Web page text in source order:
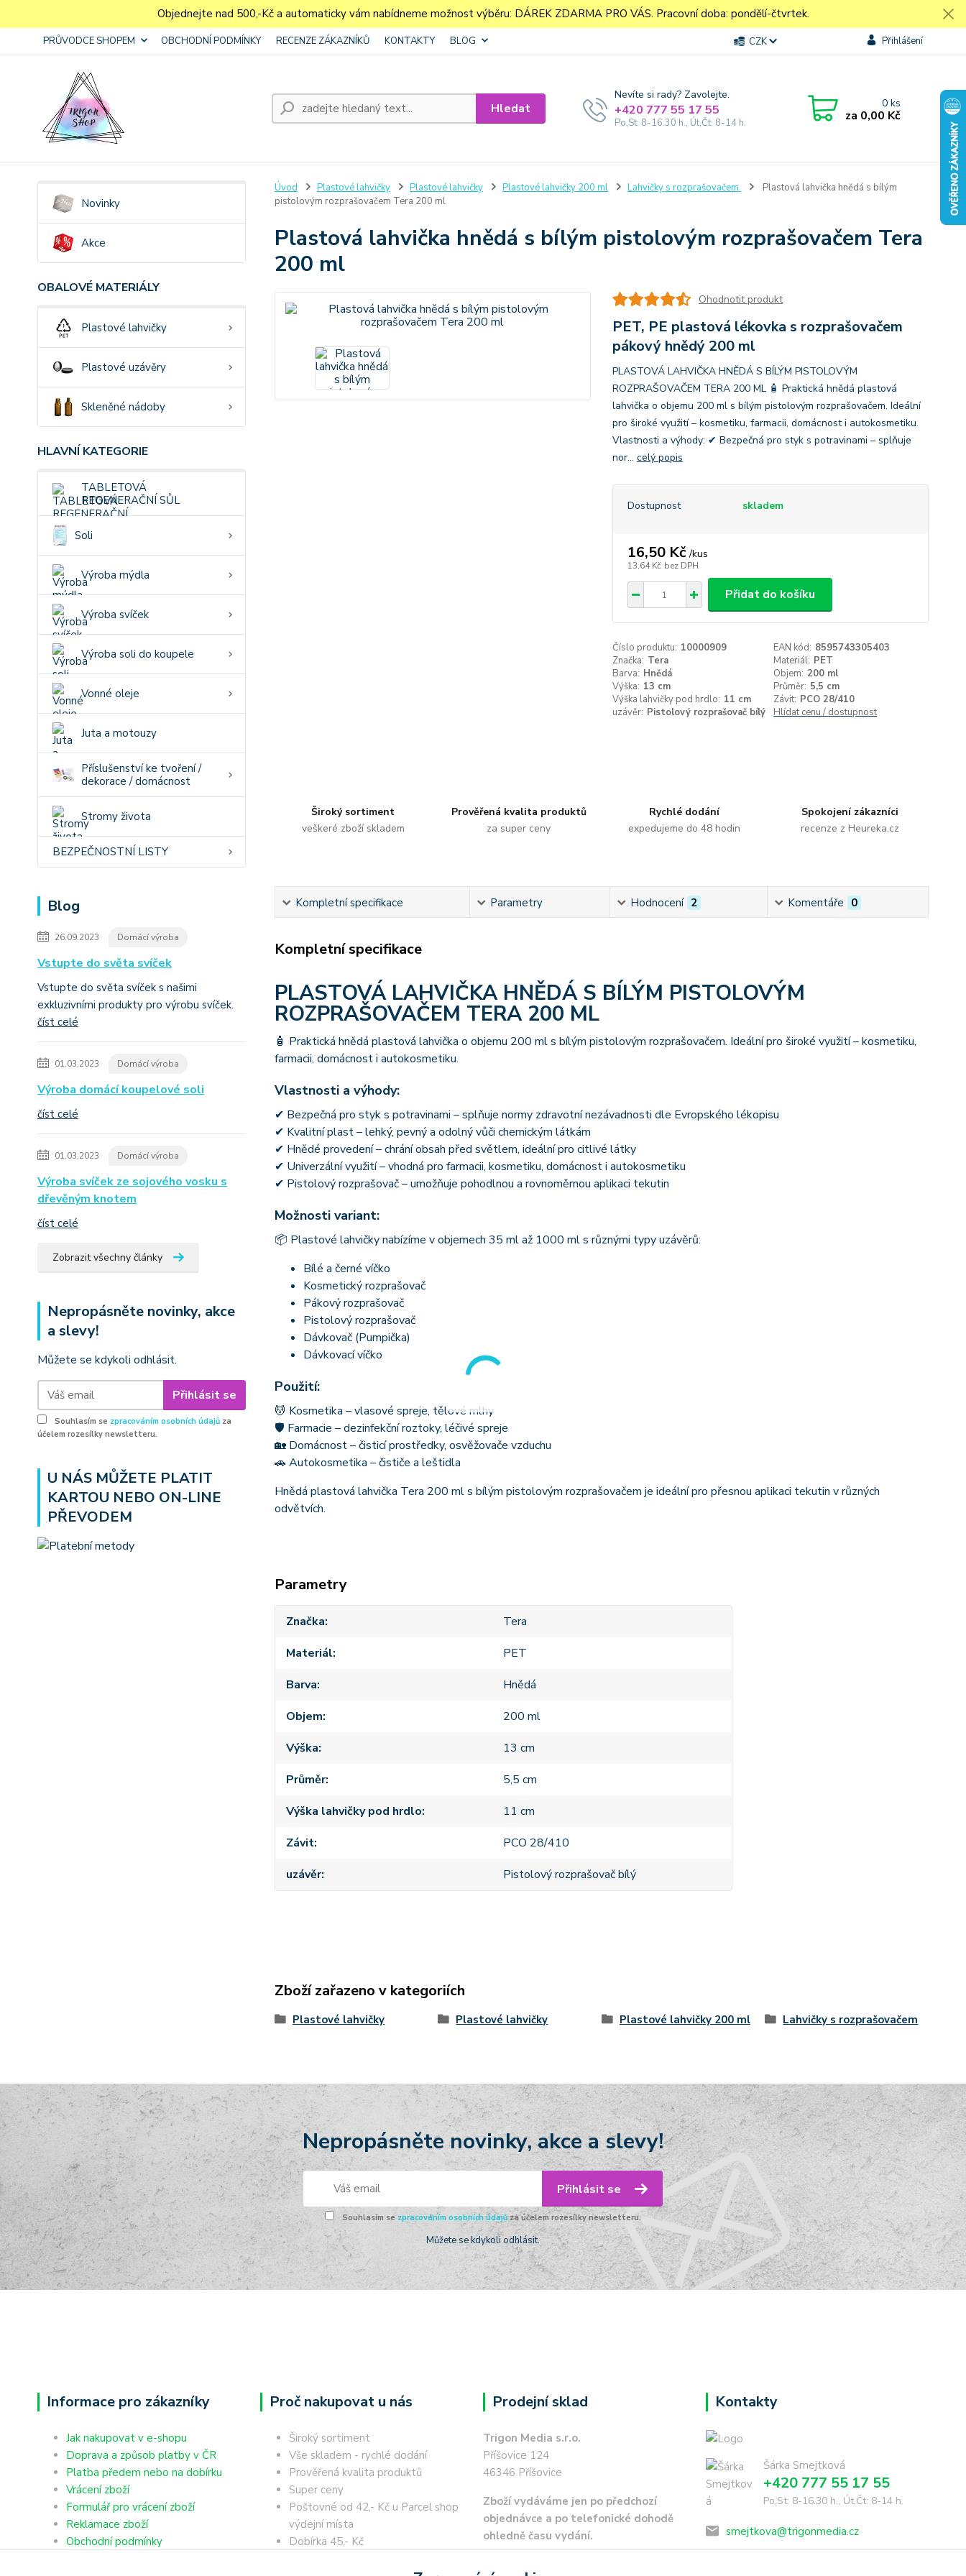
Objednejte nad 500,-Kč a automaticky vám nabídneme možnost výběru: DÁREK ZDARMA PRO VÁS. Pracovní doba: pondělí-čtvrtek.
PRŮVODCE SHOPEM OBCHODNÍ PODMÍNKY RECENZE ZÁKAZNÍKŮ KONTAKTY BLOG CZK Přihlášení
Hledat
Nevíte si rady? Zavolejte.
+420 777 55 17 55
Po,St: 8-16.30 h., Út,Čt: 8-14 h.
0ks
za 0,00 Kč
Novinky
Akce
OBALOVÉ MATERIÁLY
Plastové lahvičky
Plastové uzávěry
Skleněné nádoby
HLAVNÍ KATEGORIE
TABLETOVÁ
REGENERAČNÍ SŮL
Soli
Výroba mýdla
Výroba svíček
Výroba soli do koupele
Vonné oleje
Juta a motouzy
Příslušenství ke tvoření /
dekorace / domácnost
Stromy života
BEZPEČNOSTNÍ LISTY
Blog
26.09.2023 Domácí výroba
Vstupte do světa svíček
Vstupte do světa svíček s našimi
exkluzivními produkty pro výrobu svíček.
číst celé
01.03.2023 Domácí výroba
Výroba domácí koupelové soli
číst celé
01.03.2023 Domácí výroba
Výroba svíček ze sojového vosku s
dřevěným knotem
číst celé
Zobrazit všechny články
Nepropásněte novinky, akce
a slevy!
Můžete se kdykoli odhlásit.
Přihlásit se
Souhlasím se zpracováním osobních údajů za
účelem rozesílky newsletteru.
U NÁS MŮŽETE PLATIT
KARTOU NEBO ON-LINE
PŘEVODEM
Úvod Plastové lahvičky Plastové lahvičky Plastové lahvičky 200 ml Lahvičky s rozprašovačem
Plastová lahvička hnědá s bílým
pistolovým rozprašovačem Tera 200 ml
Plastová lahvička hnědá s bílým pistolovým rozprašovačem Tera
200 ml
Ohodnotit produkt
PET, PE plastová lékovka s rozprašovačem
pákový hnědý 200 ml
PLASTOVÁ LAHVIČKA HNĚDÁ S BÍLÝM PISTOLOVÝM
ROZPRAŠOVAČEM TERA 200 ML 🧴 Praktická hnědá plastová
lahvička o objemu 200 ml s bílým pistolovým rozprašovačem. Ideální
pro široké využití – kosmetiku, farmacii, domácnost i autokosmetiku.
Vlastnosti a výhody: ✔ Bezpečná pro styk s potravinami – splňuje
nor... celý popis
Dostupnost skladem
16,50 Kč /kus
13,64 Kč bez DPH
Přidat do košíku
Číslo produktu: 10000909 EAN kód: 8595743305403
Značka: Tera Materiál: PET
Barva: Hnědá Objem: 200 ml
Výška: 13 cm Průměr: 5,5 cm
Výška lahvičky pod hrdlo: 11 cm Závit: PCO 28/410
uzávěr: Pistolový rozprašovač bílý Hlídat cenu / dostupnost
Široký sortiment
veškeré zboží skladem
Prověřená kvalita produktů
za super ceny
Rychlé dodání
expedujeme do 48 hodin
Spokojení zákazníci
recenze z Heureka.cz
Kompletní specifikace Parametry Hodnocení 2 Komentáře 0
Kompletní specifikace
PLASTOVÁ LAHVIČKA HNĚDÁ S BÍLÝM PISTOLOVÝM
ROZPRAŠOVAČEM TERA 200 ML
🧴 Praktická hnědá plastová lahvička o objemu 200 ml s bílým pistolovým rozprašovačem. Ideální pro široké využití – kosmetiku,
farmacii, domácnost i autokosmetiku.
Vlastnosti a výhody:
✔ Bezpečná pro styk s potravinami – splňuje normy zdravotní nezávadnosti dle Evropského lékopisu
✔ Kvalitní plast – lehký, pevný a odolný vůči chemickým látkám
✔ Hnědé provedení – chrání obsah před světlem, ideální pro citlivé látky
✔ Univerzální využití – vhodná pro farmacii, kosmetiku, domácnost i autokosmetiku
✔ Pistolový rozprašovač – umožňuje pohodlnou a rovnoměrnou aplikaci tekutin
Možnosti variant:
📦 Plastové lahvičky nabízíme v objemech 35 ml až 1000 ml s různými typy uzávěrů:
Bílé a černé víčko
Kosmetický rozprašovač
Pákový rozprašovač
Pistolový rozprašovač
Dávkovač (Pumpička)
Dávkovací víčko
Použití:
💆 Kosmetika – vlasové spreje, tělové mlhy
🛡 Farmacie – dezinfekční roztoky, léčivé spreje
🏡 Domácnost – čisticí prostředky, osvěžovače vzduchu
🚗 Autokosmetika – čističe a leštidla
Hnědá plastová lahvička Tera 200 ml s bílým pistolovým rozprašovačem je ideální pro přesnou aplikaci tekutin v různých
odvětvích.
Parametry
Značka
Tera
Materiál
PET
Barva
Hnědá
Objem
200 ml
Výška
13 cm
Průměr
5,5 cm
Výška lahvičky pod hrdlo
11 cm
Závit
PCO 28/410
uzávěr
Pistolový rozprašovač bílý
Zboží zařazeno v kategoriích
Plastové lahvičky Plastové lahvičky Plastové lahvičky 200 ml Lahvičky s rozprašovačem
Nepropásněte novinky, akce a slevy!
Přihlásit se
Souhlasím se zpracováním osobních údajůza účelem rozesílky newsletteru.
Můžete se kdykoli odhlásit.
Informace pro zákazníky
Jak nakupovat v e-shopu
Doprava a způsob platby v ČR
Platba předem nebo na dobírku
Vrácení zboží
Formulář pro vrácení zboží
Reklamace zboží
Obchodní podmínky
Proč nakupovat u nás
Široký sortiment
Vše skladem - rychlé dodání
Prověřená kvalita produktů
Super ceny
Poštovné od 42,- Kč u Parcel shop
výdejní místa
Dobírka 45,- Kč
Prodejní sklad
Trigon Media s.r.o.
Příšovice 124
46346 Příšovice
Zboží vydáváme jen po předchozí
objednávce a po telefonické dohodě
ohledně času vydání.
Kontakty
Šárka Smejtková
+420 777 55 17 55
Po,St: 8-16.30 h., Út,Čt: 8-14 h.
smejtkova@trigonmedia.cz